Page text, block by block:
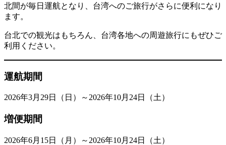
北間が毎日運航となり、台湾へのご旅行がさらに便利になり
ます。
台北での観光はもちろん、台湾各地への周遊旅行にもぜひご
利用ください。
運航期間
2026年3月29日（日）～2026年10月24日（土）
増便期間
2026年6月15日（月）～2026年10月24日（土）